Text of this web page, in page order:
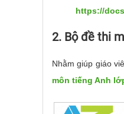
https://
2. Bộ đề thi
Nhằm giúp giáo
môn tiếng Anh